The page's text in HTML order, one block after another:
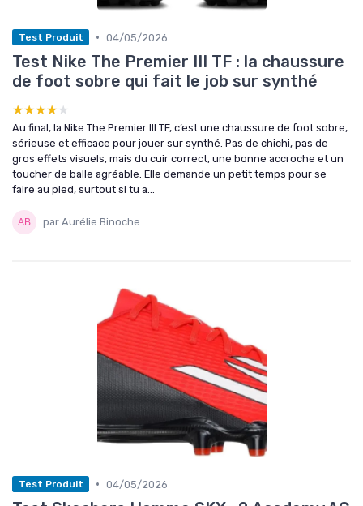
Test Produit • 04/05/2026
Test Nike The Premier III TF : la chaussure
de foot sobre qui fait le job sur synthé
★★★★★
★★★★★
Au final, la Nike The Premier III TF, c’est une chaussure de foot sobre,
sérieuse et efficace pour jouer sur synthé. Pas de chichi, pas de
gros effets visuels, mais du cuir correct, une bonne accroche et un
toucher de balle agréable. Elle demande un petit temps pour se
faire au pied, surtout si tu a...
par Aurélie Binoche
Test Produit • 04/05/2026